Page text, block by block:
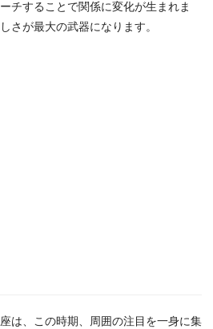
チすることで関係に変化が生まれま
さが最大の武器になります。
は、この時期、周囲の注目を一身に集